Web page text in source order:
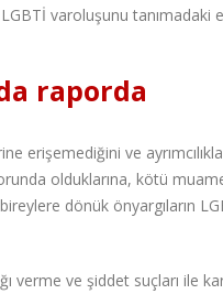
varoluşunu tanımadaki
raporda
erişemediğini ve
olduklarına, kötü
dönük önyargıların
verme ve şiddet suçları ile